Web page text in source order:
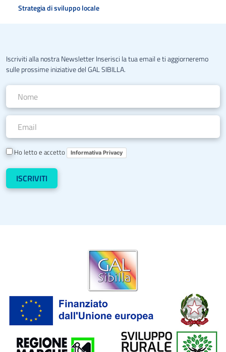
Strategia di sviluppo locale
Iscriviti alla nostra Newsletter Inserisci la tua email e ti aggiorneremo
sulle prossime iniziative del GAL SIBILLA.
Ho letto e accetto Informativa Privacy